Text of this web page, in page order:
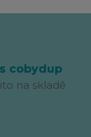
cobydup
na skladě